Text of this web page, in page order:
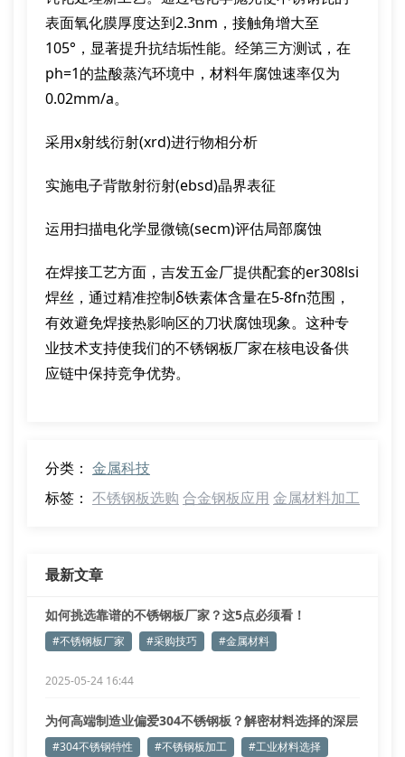
表面氧化膜厚度达到2.3nm，接触角增大至
105°，显著提升抗结垢性能。经第三方测试，在
ph=1的盐酸蒸汽环境中，材料年腐蚀速率仅为
0.02mm/a。
采用x射线衍射(xrd)进行物相分析
实施电子背散射衍射(ebsd)晶界表征
运用扫描电化学显微镜(secm)评估局部腐蚀
在焊接工艺方面，吉发五金厂提供配套的er308lsi
焊丝，通过精准控制δ铁素体含量在5-8fn范围，
有效避免焊接热影响区的刀状腐蚀现象。这种专
业技术支持使我们的不锈钢板厂家在核电设备供
应链中保持竞争优势。
分类： 金属科技
标签： 不锈钢板选购 合金钢板应用 金属材料加工
最新文章
如何挑选靠谱的不锈钢板厂家？这5点必须看！
#不锈钢板厂家 #采购技巧 #金属材料
2025-05-24 16:44
为何高端制造业偏爱304不锈钢板？解密材料选择的深层
逻辑
#304不锈钢特性 #不锈钢板加工 #工业材料选择